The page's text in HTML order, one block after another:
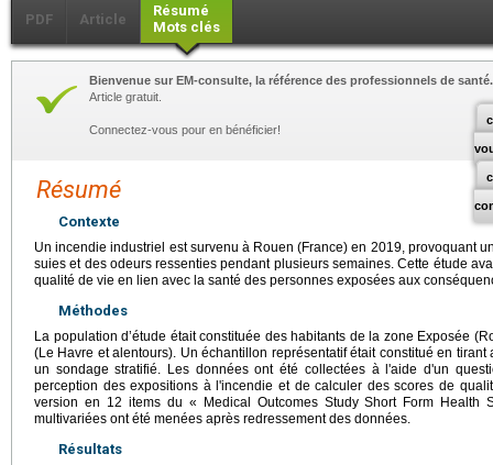
PDF Article
Résumé
Mots clés
Bienvenue sur EM-consulte, la référence des professionnels de santé.
Article gratuit.
Connectez-vous pour en bénéficier!
Résumé
Contexte
Un incendie industriel est survenu à Rouen (France) en 2019, provoquant
suies et des odeurs ressenties pendant plusieurs semaines. Cette étude
qualité de vie en lien avec la santé des personnes exposées aux
Méthodes
La population d’étude était constituée des habitants de la zone Exposée
(Le Havre et alentours). Un échantillon représentatif était constitué en
un sondage stratifié. Les données ont été collectées à l'aide d'un
perception des expositions à l'incendie et de calculer des scores de
version en 12 items du « Medical Outcomes Study Short Form Health
multivariées ont été menées après redressement des données.
Résultats